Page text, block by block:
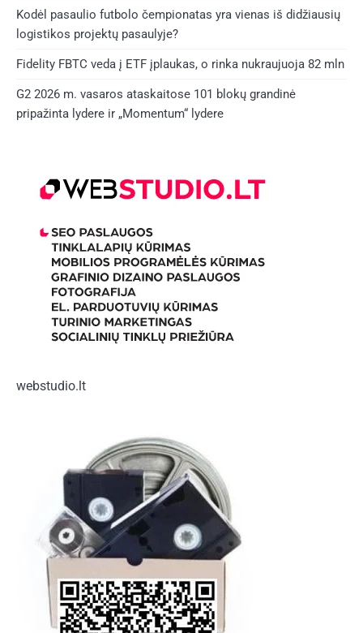
Kodėl pasaulio futbolo čempionatas yra vienas iš didžiausių
logistikos projektų pasaulyje?
Fidelity FBTC veda į ETF įplaukas, o rinka nukraujuoja 82 mln
G2 2026 m. vasaros ataskaitose 101 blokų grandinė
pripažinta lydere ir „Momentum“ lydere
webstudio.lt